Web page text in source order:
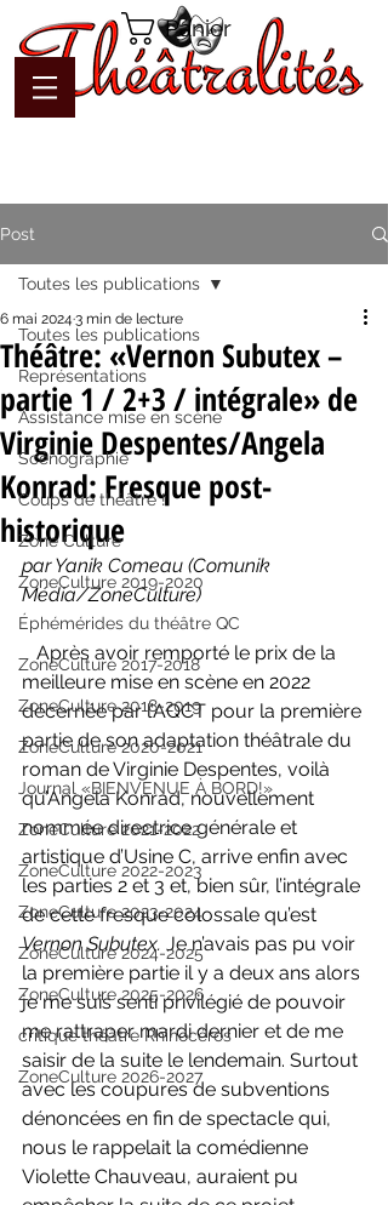
Panier
Post
Toutes les publications
Représentations
Assistance mise en scène
Scénographie
Coups de théâtre !
Zone Culture
ZoneCulture 2019-2020
Éphémérides du théâtre QC
ZoneCulture 2017-2018
ZoneCulture 2018-2019
ZoneCulture 2020-2021
Journal «BIENVENUE À BORD!»
ZoneCulture 2021-2022
ZoneCulture 2022-2023
ZoneCulture 2023-2024
ZoneCulture 2024-2025
ZoneCulture 2025-2026
critique théâtre Rhinocéros
ZoneCulture 2026-2027
Toutes les publications
Théâtre: «Vernon Subutex –
partie 1 / 2+3 / intégrale» de
Virginie Despentes/Angela
Konrad: Fresque post-
historique
6 mai 2024 3 min de lecture
par Yanik Comeau (Comunik
Média/ZoneCulture)
Après avoir remporté le prix de la
meilleure mise en scène en 2022
décernée par l’AQCT pour la première
partie de son adaptation théâtrale du
roman de Virginie Despentes, voilà
qu’Angela Konrad, nouvellement
nommée directrice générale et
artistique d’Usine C, arrive enfin avec
les parties 2 et 3 et, bien sûr, l’intégrale
de cette fresque colossale qu’est
Vernon Subutex. Je n’avais pas pu voir
la première partie il y a deux ans alors
je me suis senti privilégié de pouvoir
me rattraper mardi dernier et de me
saisir de la suite le lendemain. Surtout
avec les coupures de subventions
dénoncées en fin de spectacle qui,
nous le rappelait la comédienne
Violette Chauveau, auraient pu